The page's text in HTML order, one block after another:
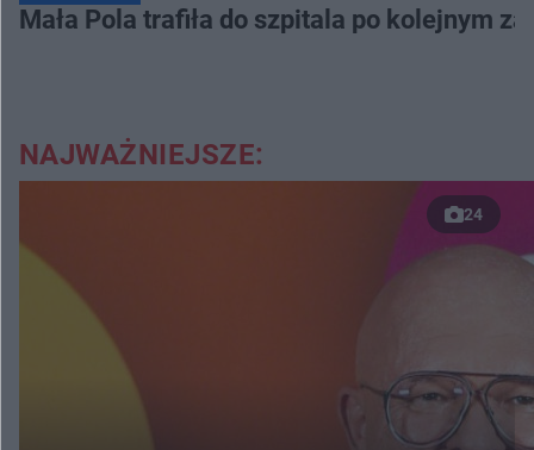
Mała Pola trafiła do szpitala po kolejnym
NAJWAŻNIEJSZE:
24